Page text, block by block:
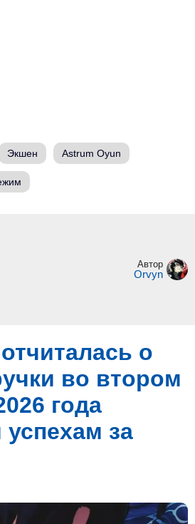
Экшен Astrum Oyun
Автор
Orvyn
о
во втором
года
успехам за